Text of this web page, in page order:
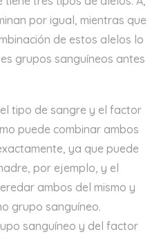
por igual, mientras que
de estos alelos lo
grupos sanguíneos antes
tipo de sangre y el factor
puede combinar ambos
ya que puede
por ejemplo, y el
ambos del mismo y
grupo sanguíneo.
sanguíneo y del factor